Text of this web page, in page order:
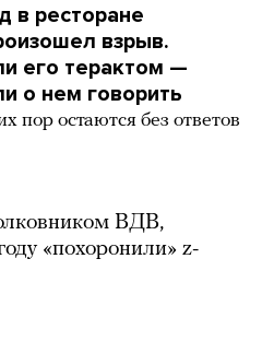
в ресторане
взрыв.
его терактом —
о нем говорить
пор остаются без ответов
ВДВ,
«похоронили» z-